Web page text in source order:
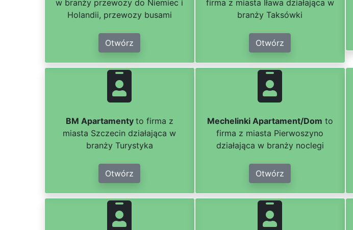
w branży przewozy do Niemiec i
Holandii, przewozy busami
Otwórz
firma z miasta Iława działająca w
branży Taksówki
Otwórz
BM Apartamenty to firma z
miasta Szczecin działająca w
branży Turystyka
Otwórz
Mechelinki Apartament/Dom to
firma z miasta Pierwoszyno
działająca w branży noclegi
Otwórz